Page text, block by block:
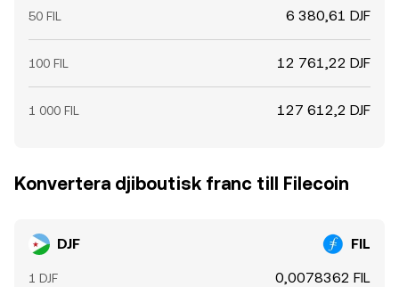
50 FIL 6 380,61 DJF
100 FIL 12 761,22 DJF
1 000 FIL 127 612,2 DJF
Konvertera djiboutisk franc till Filecoin
DJF FIL
1 DJF 0,0078362 FIL